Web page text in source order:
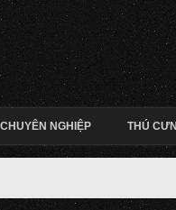
CHUYÊN NGHIỆP THÚ